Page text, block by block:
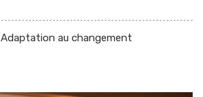
Adaptation au changement